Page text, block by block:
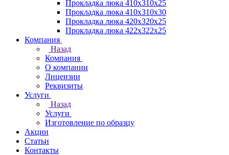
Прокладка люка 410x310x25
Прокладка люка 410х310х30
Прокладка люка 420x320x25
Прокладка люка 422x322x25
Компания
Назад
Компания
О компании
Лицензии
Реквизиты
Услуги
Назад
Услуги
Изготовление по образцу
Акции
Статьи
Контакты